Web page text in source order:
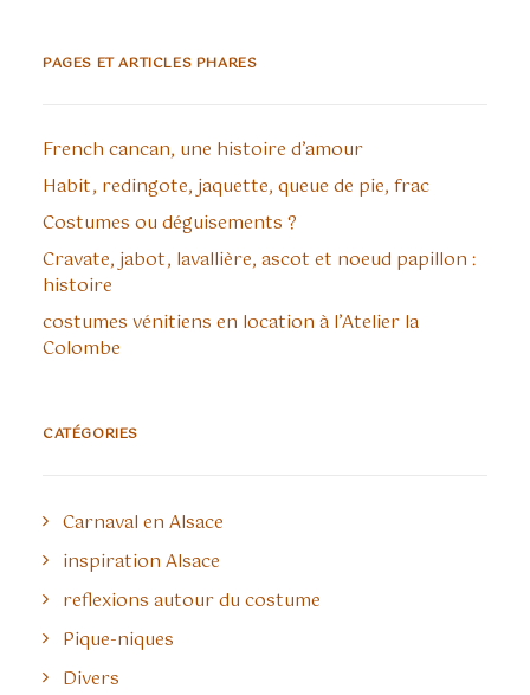
PAGES ET ARTICLES PHARES
French cancan, une histoire d’amour
Habit, redingote, jaquette, queue de pie, frac
Costumes ou déguisements ?
Cravate, jabot, lavallière, ascot et noeud papillon :
histoire
costumes vénitiens en location à l’Atelier la
Colombe
CATÉGORIES
Carnaval en Alsace
inspiration Alsace
reflexions autour du costume
Pique-niques
Divers